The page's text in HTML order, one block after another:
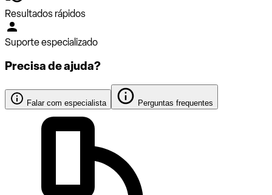
Resultados rápidos
Suporte especializado
Precisa de ajuda?
Falar com especialista Perguntas frequentes